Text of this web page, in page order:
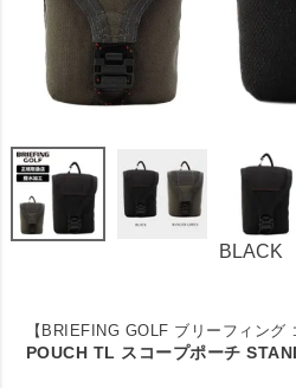
BLACK
【BRIEFING GOLF ブリーフィング
POUCH TL スコープポーチ